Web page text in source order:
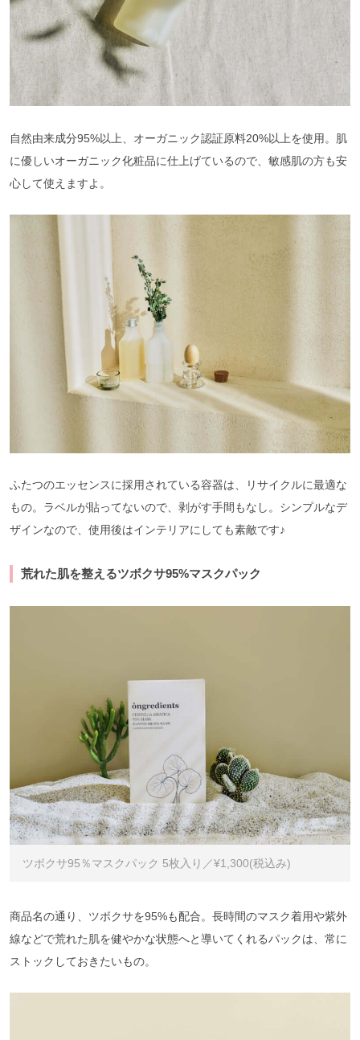
自然由来成分95%以上、オーガニック認証原料20%以上を使用。肌
に優しいオーガニック化粧品に仕上げているので、敏感肌の方も安
心して使えますよ。
ふたつのエッセンスに採用されている容器は、リサイクルに最適な
もの。ラベルが貼ってないので、剥がす手間もなし。シンプルなデ
ザインなので、使用後はインテリアにしても素敵です♪
荒れた肌を整えるツボクサ95%マスクパック
ツボクサ95％マスクパック 5枚入り／¥1,300(税込み)
商品名の通り、ツボクサを95%も配合。長時間のマスク着用や紫外
線などで荒れた肌を健やかな状態へと導いてくれるパックは、常に
ストックしておきたいもの。